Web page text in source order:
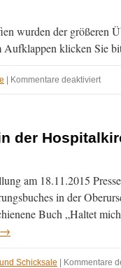
wurden der größeren
klicken Sie
Kommentare deaktiviertfür
der
am 18.11.2015
in der
Buch „Haltet
→
Schicksale Kommentare